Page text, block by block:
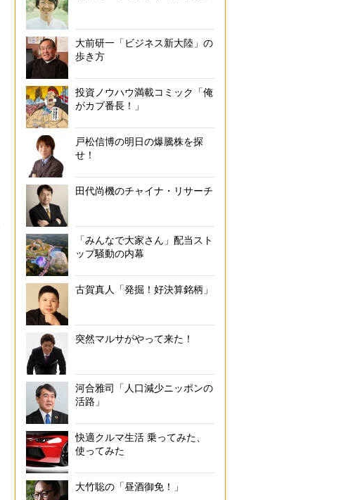
大前研一「ビジネス新大陸」の
歩き方
投資ノウハウ満載コミック「俺
がカブ番長！」
戸松信博の明日の爆騰株を探
せ！
田代尚機のチャイナ・リサーチ
「みんなで大家さん」配当スト
ップ騒動の内幕
古賀真人「発掘！好決算銘柄」
突然マルサがやって来た！
河合雅司「人口減少ニッポンの
活路」
快適クルマ生活 乗ってみた、
使ってみた
大竹聡の「昼酒御免！」